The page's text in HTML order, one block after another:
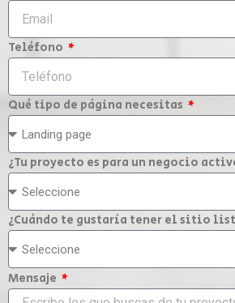
Teléfono
Qué tipo de página necesitas
¿Tu proyecto es para un negocio
¿Cuándo te gustaría tener el sitio
Mensaje